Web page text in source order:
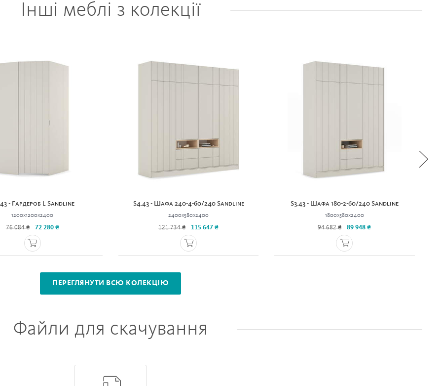
Інші меблі з колекції
- Гардероб L Sandline
1200x1200x2400
76 084 ₴ 72 280 ₴
S4.43 - Шафа 240-4-60/240 Sandline
2400x580x2400
121 734 ₴ 115 647 ₴
S3.43 - Шафа 180-2-60/240 Sandline
1800x580x2400
94 682 ₴ 89 948 ₴
ПЕРЕГЛЯНУТИ ВСЮ КОЛЕКЦІЮ
Файли для скачування